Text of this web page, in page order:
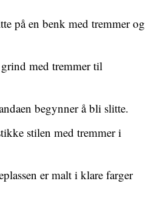
på en benk med tremmer og
med tremmer til
begynner å bli slitte.
stilen med tremmer i
er malt i klare farger